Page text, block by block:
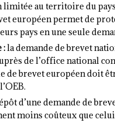
au territoire du
européen permet de
pays en une seule
:la demande de brevet
de l’office national
de brevet européen doit
d’une demande de
moins coûteux que celui